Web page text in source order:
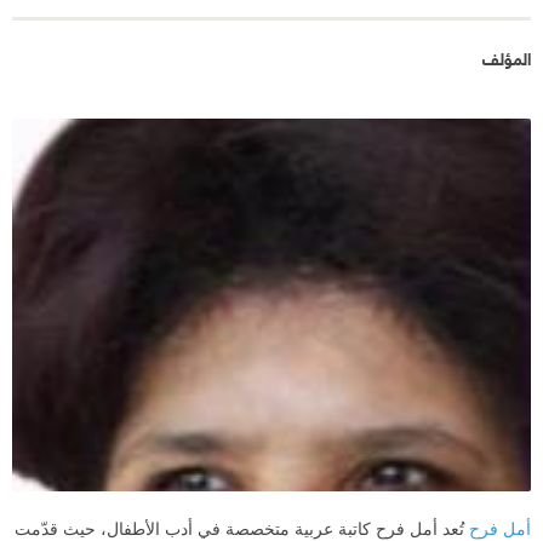
المؤلف
أمل فرح تُعد أمل فرح كاتبة عربية متخصصة في أدب الأطفال، حيث قدّمت